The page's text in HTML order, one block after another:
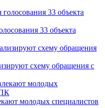
33 объекта
схему обращения с
молодых специалистов